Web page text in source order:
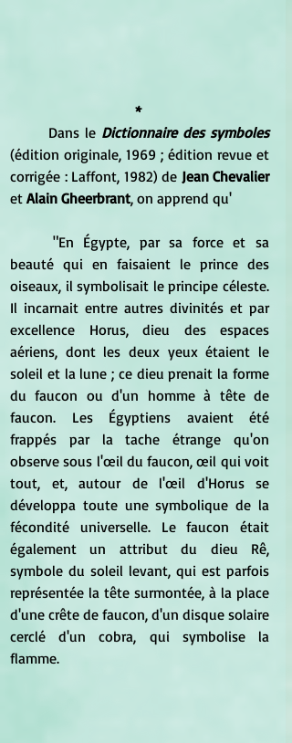
*
	Dans le
Dictionnaire des symboles
(édition originale, 1969 ; édition revue et
corrigée : Laffont, 1982) de
Jean Chevalier
et Alain Gheerbrant, on apprend qu'
beauté qui en faisaient le prince des
oiseaux, il symbolisait le principe céleste.
Il incarnait entre autres divinités et par
excellence Horus, dieu des espaces
aériens, dont les deux yeux étaient le
soleil et la lune ; ce dieu prenait la forme
du faucon ou d'un homme à tête de
faucon. Les Égyptiens avaient été
frappés par la tache étrange qu'on
observe sous l'œil du faucon, œil qui voit
tout, et, autour de l'œil d'Horus se
développa toute une symbolique de la
fécondité universelle. Le faucon était
également un attribut du dieu Rê,
symbole du soleil levant, qui est parfois
représentée la tête surmontée, à la place
d'une crête de faucon, d'un disque solaire
cerclé d'un cobra, qui symbolise la
flamme.